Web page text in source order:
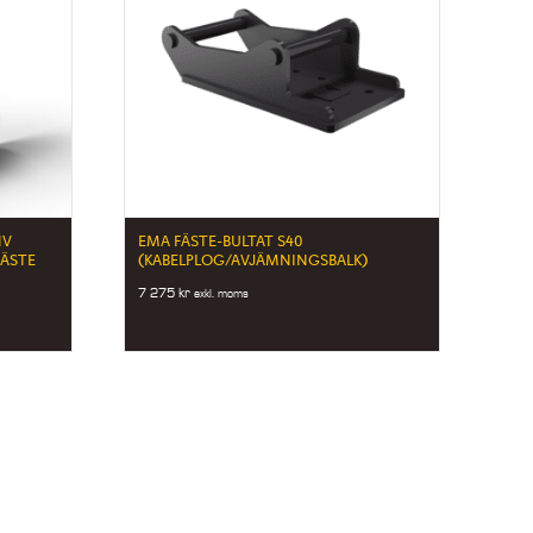
EMA FÄSTE-BULTAT S40
(KABELPLOG/AVJÄMNINGSBALK)
7 275kr exkl. moms